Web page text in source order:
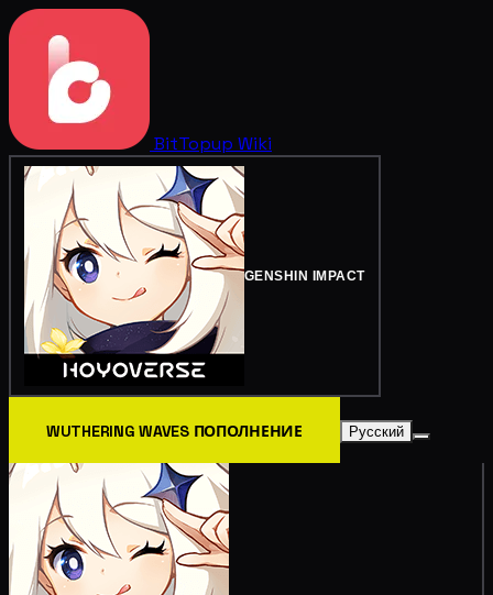
BitTopup Wiki
GENSHIN IMPACT
WUTHERING WAVES ПОПОЛНЕНИЕ Русский